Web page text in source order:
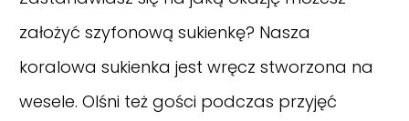
założyć szyfonową sukienkę? Nasza
koralowa sukienka jest wręcz stworzona na
wesele. Olśni też gości podczas przyjęć